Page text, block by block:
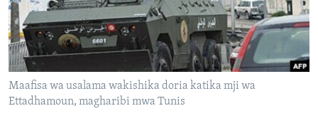
Maafisa wa usalama wakishika doria katika mji wa
Ettadhamoun, magharibi mwa Tunis